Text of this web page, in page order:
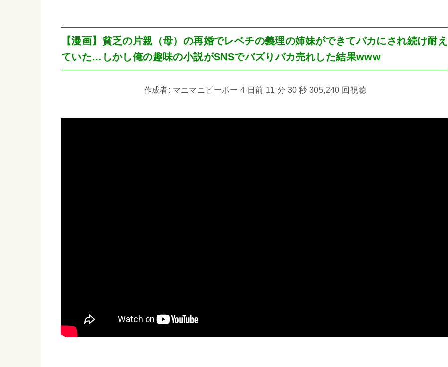
【漫画】貧乏の片親（母）の再婚でレベチの義理の姉妹ができてバカにされ続け耐え
ていた…しかし俺の趣味の小説がSNSでバズりバカ売れした結果www
作成者: マニマニピーポー 4 日前 11 分 30 秒 305,240 回視聴